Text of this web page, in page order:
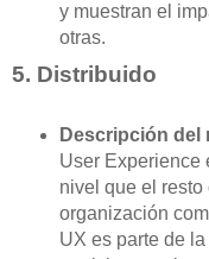
y muestran el
otras.
5. Distribuido
Descripción del
User Experience
nivel que el
organización
UX es parte de